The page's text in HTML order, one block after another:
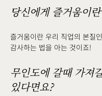
당신에게 즐거움이
즐거움이란 우리 직업의 본질
감사하는 법을 아는 것이죠!
무인도에 갈때 가
있다면요?